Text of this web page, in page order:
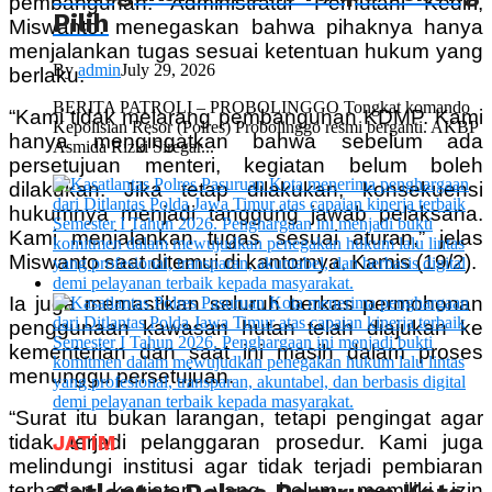
Miswanto, menegaskan bahwa pihaknya hanya
menjalankan tugas sesuai ketentuan hukum yang
berlaku.
“Kami tidak melarang pembangunan KDMP. Kami
hanya mengingatkan bahwa sebelum ada
persetujuan menteri, kegiatan belum boleh
dilakukan. Jika tetap dilakukan, konsekuensi
hukumnya menjadi tanggung jawab pelaksana.
Kami menjalankan tugas sesuai aturan,” jelas
Miswanto saat ditemui di kantornya, Kamis (19/2).
Ia juga memastikan seluruh berkas permohonan
penggunaan kawasan hutan telah diajukan ke
kementerian dan saat ini masih dalam proses
menunggu persetujuan.
“Surat itu bukan larangan, tetapi pengingat agar
tidak terjadi pelanggaran prosedur. Kami juga
melindungi institusi agar tidak terjadi pembiaran
Pilih
ByadminJuly 29, 2026
BERITA PATROLI – PROBOLINGGO Tongkat komando
Kepolisian Resor (Polres) Probolinggo resmi berganti. AKBP
Asmida Rizki Siregar...
JATIM